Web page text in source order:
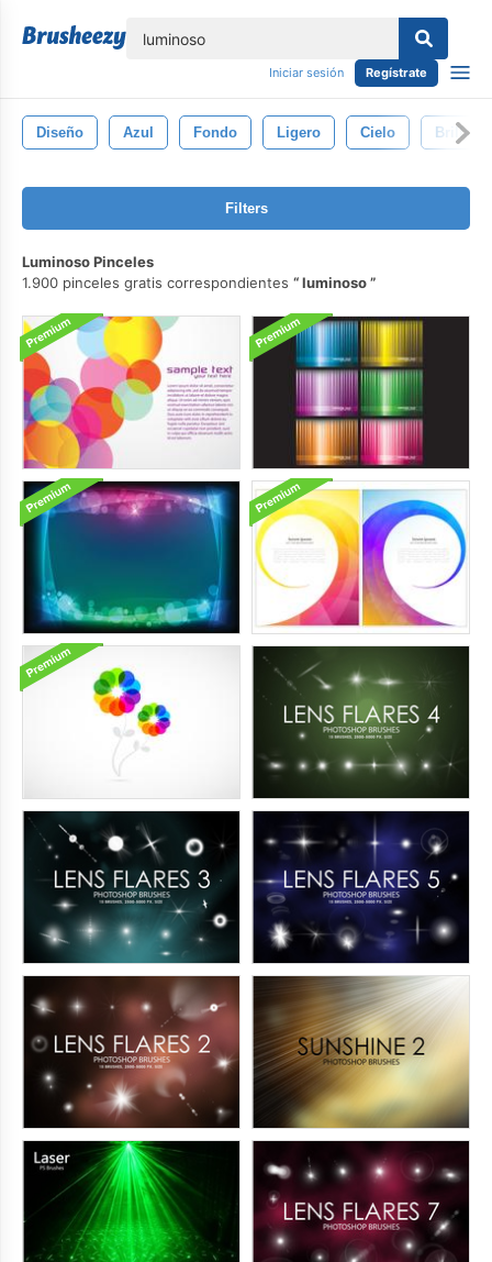
Iniciar sesión Regístrate
Diseño Azul Fondo Ligero Cielo Brillar
Filters
Luminoso Pinceles
1.900 pinceles gratis correspondientes
luminoso